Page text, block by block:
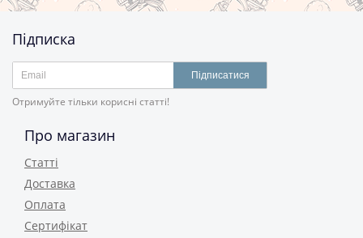
Підписка
Підписатися
Отримуйте тільки корисні статті!
Про магазин
Статті
Доставка
Оплата
Сертифікат